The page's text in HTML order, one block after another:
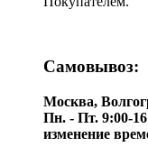
Самовывоз:
Москва,
Пн. - Пт. 9:00-
изменение